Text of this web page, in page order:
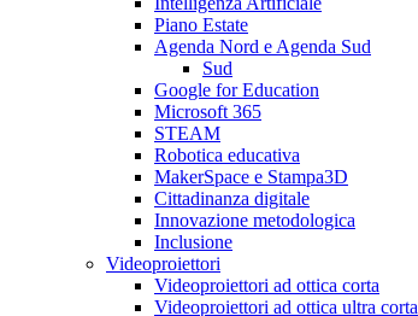
Piano Estate
Agenda Nord e Agenda Sud
Sud
Google for Education
Microsoft 365
STEAM
Robotica educativa
MakerSpace e Stampa3D
Cittadinanza digitale
Innovazione metodologica
Inclusione
Videoproiettori
Videoproiettori ad ottica corta
Videoproiettori ad ottica ultra corta